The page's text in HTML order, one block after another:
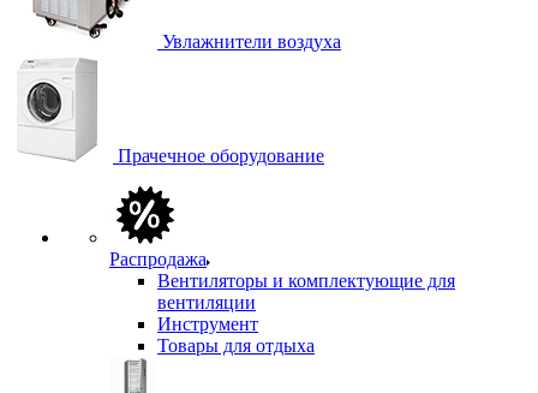
Увлажнители воздуха
Прачечное оборудование
Распродажа
Вентиляторы и комплектующие для
вентиляции
Инструмент
Товары для отдыха